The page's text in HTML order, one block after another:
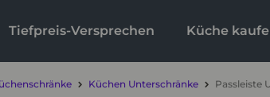
Tiefpreis-Versprechen Küche
Küchen Unterschränke Passleiste